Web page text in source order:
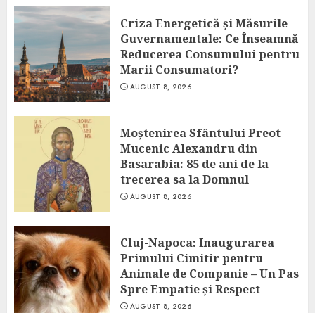
Criza Energetică și Măsurile
Guvernamentale: Ce Înseamnă
Reducerea Consumului pentru
Marii Consumatori?
AUGUST 8, 2026
Moștenirea Sfântului Preot
Mucenic Alexandru din
Basarabia: 85 de ani de la
trecerea sa la Domnul
AUGUST 8, 2026
Cluj-Napoca: Inaugurarea
Primului Cimitir pentru
Animale de Companie – Un Pas
Spre Empatie și Respect
AUGUST 8, 2026